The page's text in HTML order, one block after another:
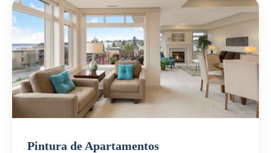
Pintura de Apartamentos